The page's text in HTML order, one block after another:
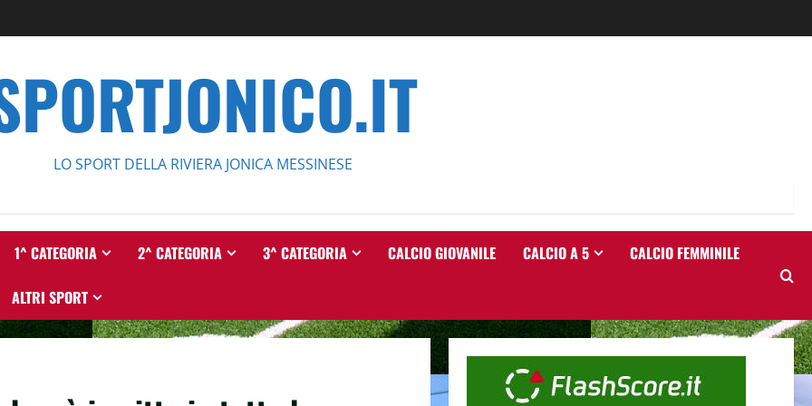
LO SPORT DELLA RIVIERA JONICA MESSINESE
1^ CATEGORIA 2^ CATEGORIA 3^ CATEGORIA CALCIO GIOVANILE CALCIO A 5 CALCIO FEMMINILE
ALTRI SPORT